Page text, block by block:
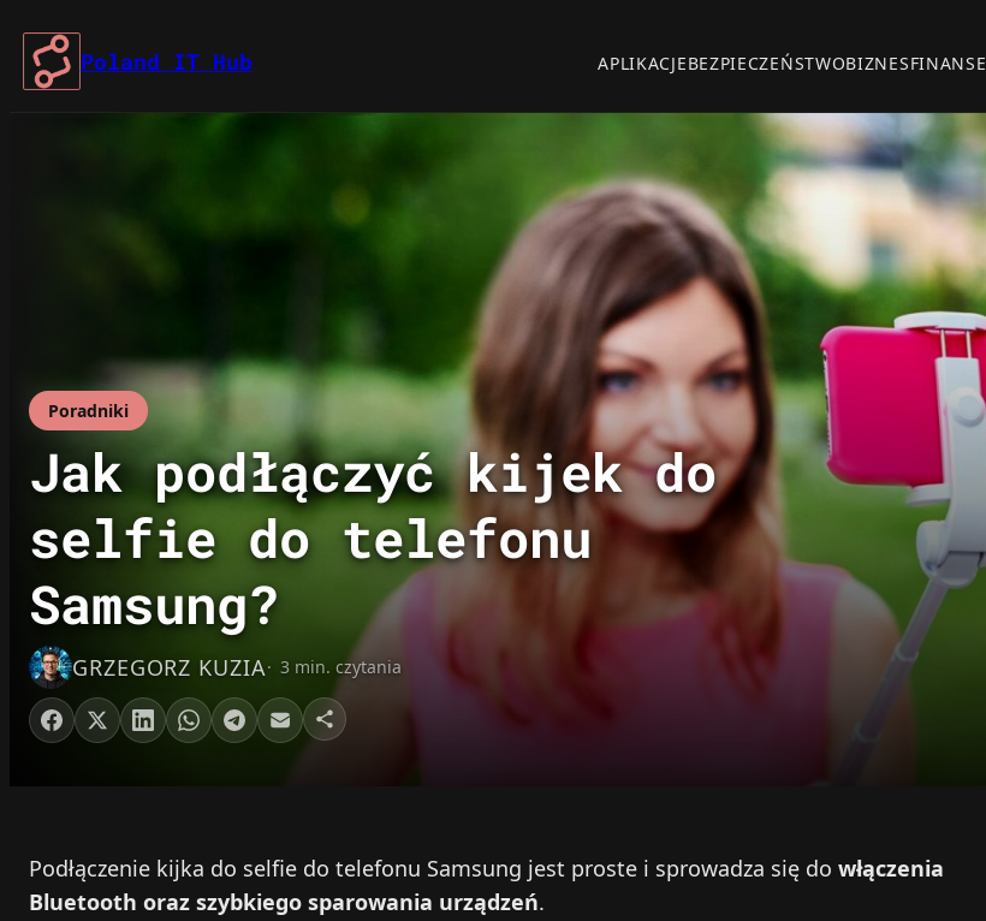
Przejdź
do
treści
Poland IT Hub APLIKACJEBEZPIECZEŃSTWOBIZNESFINANSE
Poradniki
Jak podłączyć kijek do
selfie do telefonu
Samsung?
GRZEGORZ KUZIA 3 min. czytania
Podłączenie kijka do selfie do telefonu Samsung jest proste i sprowadza się do włączenia
Bluetooth oraz szybkiego sparowania urządzeń.